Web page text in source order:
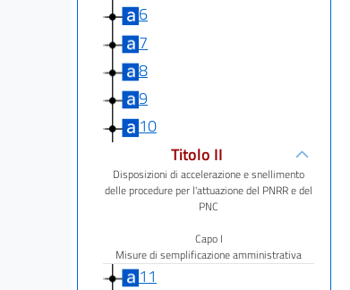
6
7
8
9
10
Titolo II
Disposizioni di accelerazione e snellimento
delle procedure per l'attuazione del PNRR e del
PNC
Capo I
Misure di semplificazione amministrativa
11